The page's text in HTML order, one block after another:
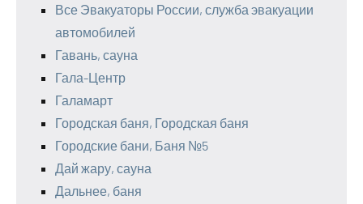
Все Эвакуаторы России, служба эвакуации
автомобилей
Гавань, сауна
Гала-Центр
Галамарт
Городская баня, Городская баня
Городские бани, Баня №5
Дай жару, сауна
Дальнее, баня